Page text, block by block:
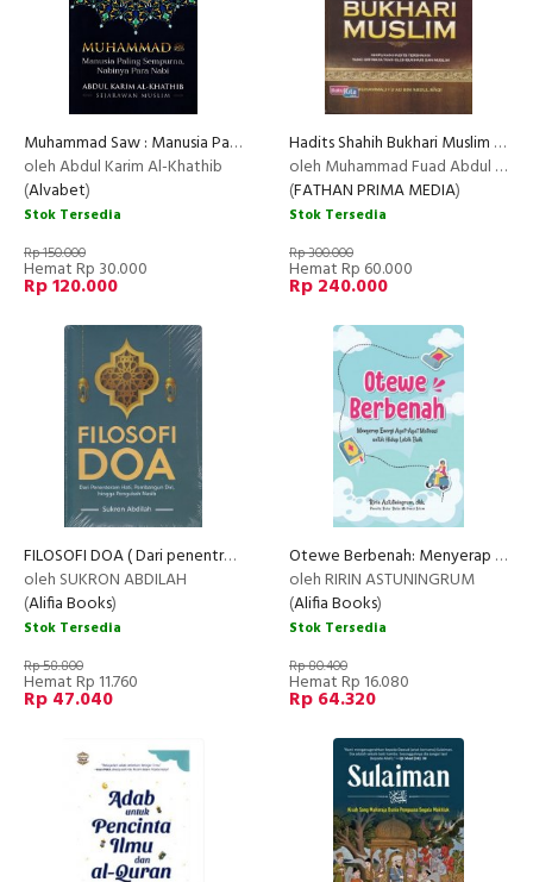
Muhammad Saw : Manusia Paling Sempurna, Nabinya Para Nabi NEW
oleh Abdul Karim Al-Khathib
(Alvabet)
Stok Tersedia
Rp 150.000
Hemat Rp 30.000
Rp 120.000
Hadits Shahih Bukhari Muslim - Hard Cover
oleh Muhammad Fuad Abdul Baqi
(FATHAN PRIMA MEDIA)
Stok Tersedia
Rp 300.000
Hemat Rp 60.000
Rp 240.000
FILOSOFI DOA ( Dari penentraman hati , Pembangun Diri, hingga pengubah Nasib
oleh SUKRON ABDILAH
(Alifia Books)
Stok Tersedia
Rp 58.800
Hemat Rp 11.760
Rp 47.040
Otewe Berbenah: Menyerap Energi Ayat-Ayat Motivasi Untuk Hidup Lebih Baik
oleh RIRIN ASTUNINGRUM
(Alifia Books)
Stok Tersedia
Rp 80.400
Hemat Rp 16.080
Rp 64.320